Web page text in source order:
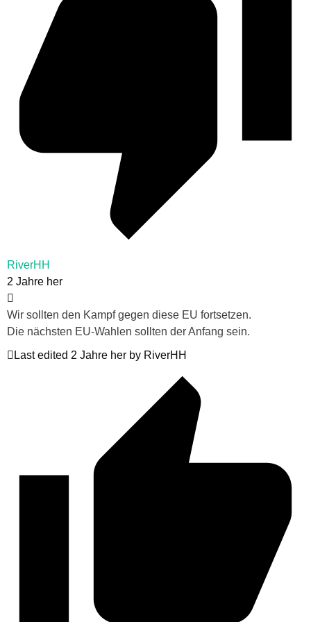
RiverHH
2 Jahre her
Wir sollten den Kampf gegen diese EU fortsetzen.
Die nächsten EU-Wahlen sollten der Anfang sein.
Last edited 2 Jahre her by RiverHH